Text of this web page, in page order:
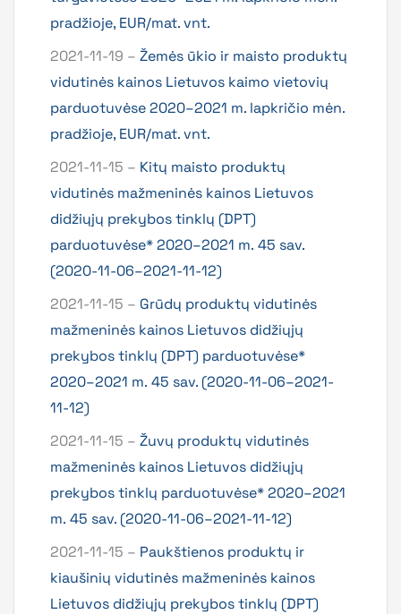
pradžioje, EUR/mat. vnt.
2021-11-19 – Žemės ūkio ir maisto produktų
vidutinės kainos Lietuvos kaimo vietovių
parduotuvėse 2020–2021 m. lapkričio mėn.
pradžioje, EUR/mat. vnt.
2021-11-15 – Kitų maisto produktų
vidutinės mažmeninės kainos Lietuvos
didžiųjų prekybos tinklų (DPT)
parduotuvėse* 2020–2021 m. 45 sav.
(2020-11-06–2021-11-12)
2021-11-15 – Grūdų produktų vidutinės
mažmeninės kainos Lietuvos didžiųjų
prekybos tinklų (DPT) parduotuvėse*
2020–2021 m. 45 sav. (2020-11-06–2021-
11-12)
2021-11-15 – Žuvų produktų vidutinės
mažmeninės kainos Lietuvos didžiųjų
prekybos tinklų parduotuvėse* 2020–2021
m. 45 sav. (2020-11-06–2021-11-12)
2021-11-15 – Paukštienos produktų ir
kiaušinių vidutinės mažmeninės kainos
Lietuvos didžiųjų prekybos tinklų (DPT)